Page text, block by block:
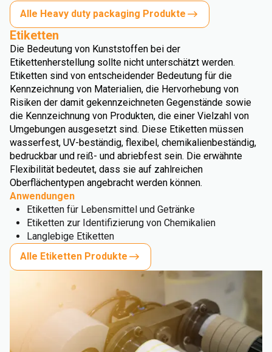
Alle Heavy duty packaging Produkte
Etiketten
Die Bedeutung von Kunststoffen bei der
Etikettenherstellung sollte nicht unterschätzt werden.
Etiketten sind von entscheidender Bedeutung für die
Kennzeichnung von Materialien, die Hervorhebung von
Risiken der damit gekennzeichneten Gegenstände sowie
die Kennzeichnung von Produkten, die einer Vielzahl von
Umgebungen ausgesetzt sind. Diese Etiketten müssen
wasserfest, UV-beständig, flexibel, chemikalienbeständig,
bedruckbar und reiß- und abriebfest sein. Die erwähnte
Flexibilität bedeutet, dass sie auf zahlreichen
Oberflächentypen angebracht werden können.
Anwendungen
Etiketten für Lebensmittel und Getränke
Etiketten zur Identifizierung von Chemikalien
Langlebige Etiketten
Alle Etiketten Produkte